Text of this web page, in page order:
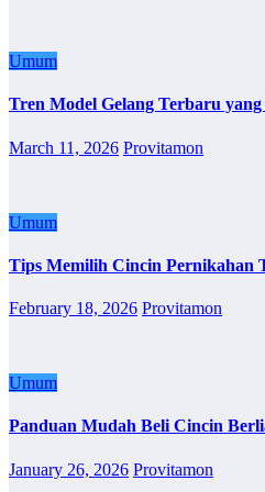
Umum
Tren Model Gelang Terbaru
March 11, 2026 Provitamon
Umum
Tips Memilih Cincin Pernikahan
February 18, 2026 Provitamon
Umum
Panduan Mudah Beli Cincin
January 26, 2026 Provitamon